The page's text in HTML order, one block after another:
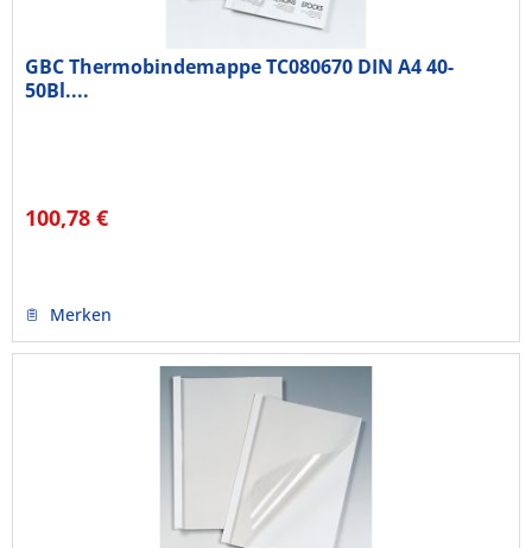
GBC Thermobindemappe TC080670 DIN A4 40-
50Bl....
100,78 €
Merken